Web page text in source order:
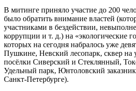
В митинге приняло участие до 200
было обратить внимание властей
участниками в бездействии,
коррупции и т. д.) на «экологические
которых на сегодня набралось уже
Пушкине, Невский лесопарк, сквер на
посёлки Сиверский и Стеклянный,
Удельный парк, Юнтоловский
Санкт-Петербурге).